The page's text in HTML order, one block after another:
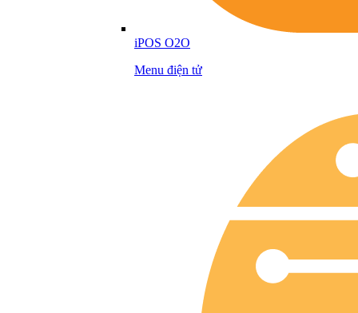
iPOS O2O
Menu điện tử